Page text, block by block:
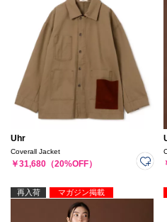
Uhr
Coverall Jacket
￥31,680（20%OFF）
再入荷 マガジン掲載